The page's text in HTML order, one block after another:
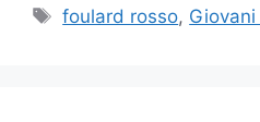
Tag
foulard rosso,